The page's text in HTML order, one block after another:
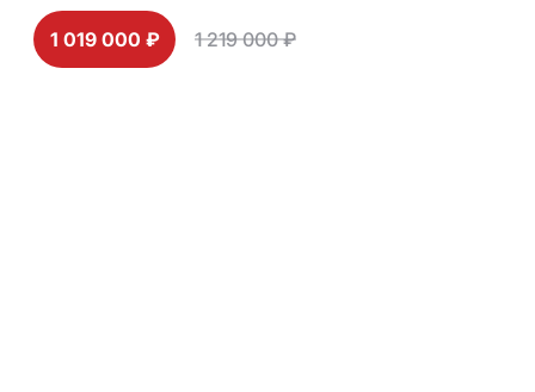
1 019 000 ₽ 1 219 000 ₽